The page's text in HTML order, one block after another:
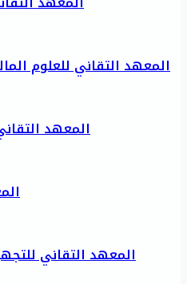
المعهد التقاني للعلوم
المعهد
المعهد التقاني